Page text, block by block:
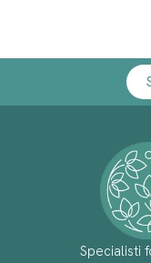
Specialisti